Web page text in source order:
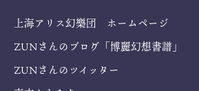
上海アリス幻樂団 ホームページ
ZUNさんのブログ「博麗幻想書譜」
ZUNさんのツイッター